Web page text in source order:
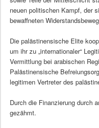
neuen politischen Kampf, der
bewaffneten
Die palästinensische Elite
um ihr zu „internationaler“
Vermittlung bei arabischen
Palästinensische
legitimen Vertreter des
Durch die Finanzierung durch
gezähmt.